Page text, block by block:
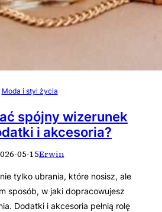
Moda i styl życia
spójny wizerunek
i akcesoria?
05-15Erwin
tylko ubrania, które nosisz, ale
sposób, w jaki dopracowujesz
Dodatki i akcesoria pełnią rolę